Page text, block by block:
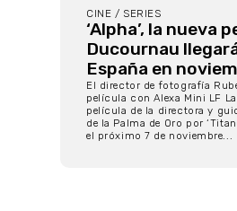
CINE / SERIES
‘Alpha’, la nueva
Ducournau
España en
El director de fotografía
película con Alexa Mini LF
película de la directora y
de la Palma de Oro por
el próximo 7 de noviembre...